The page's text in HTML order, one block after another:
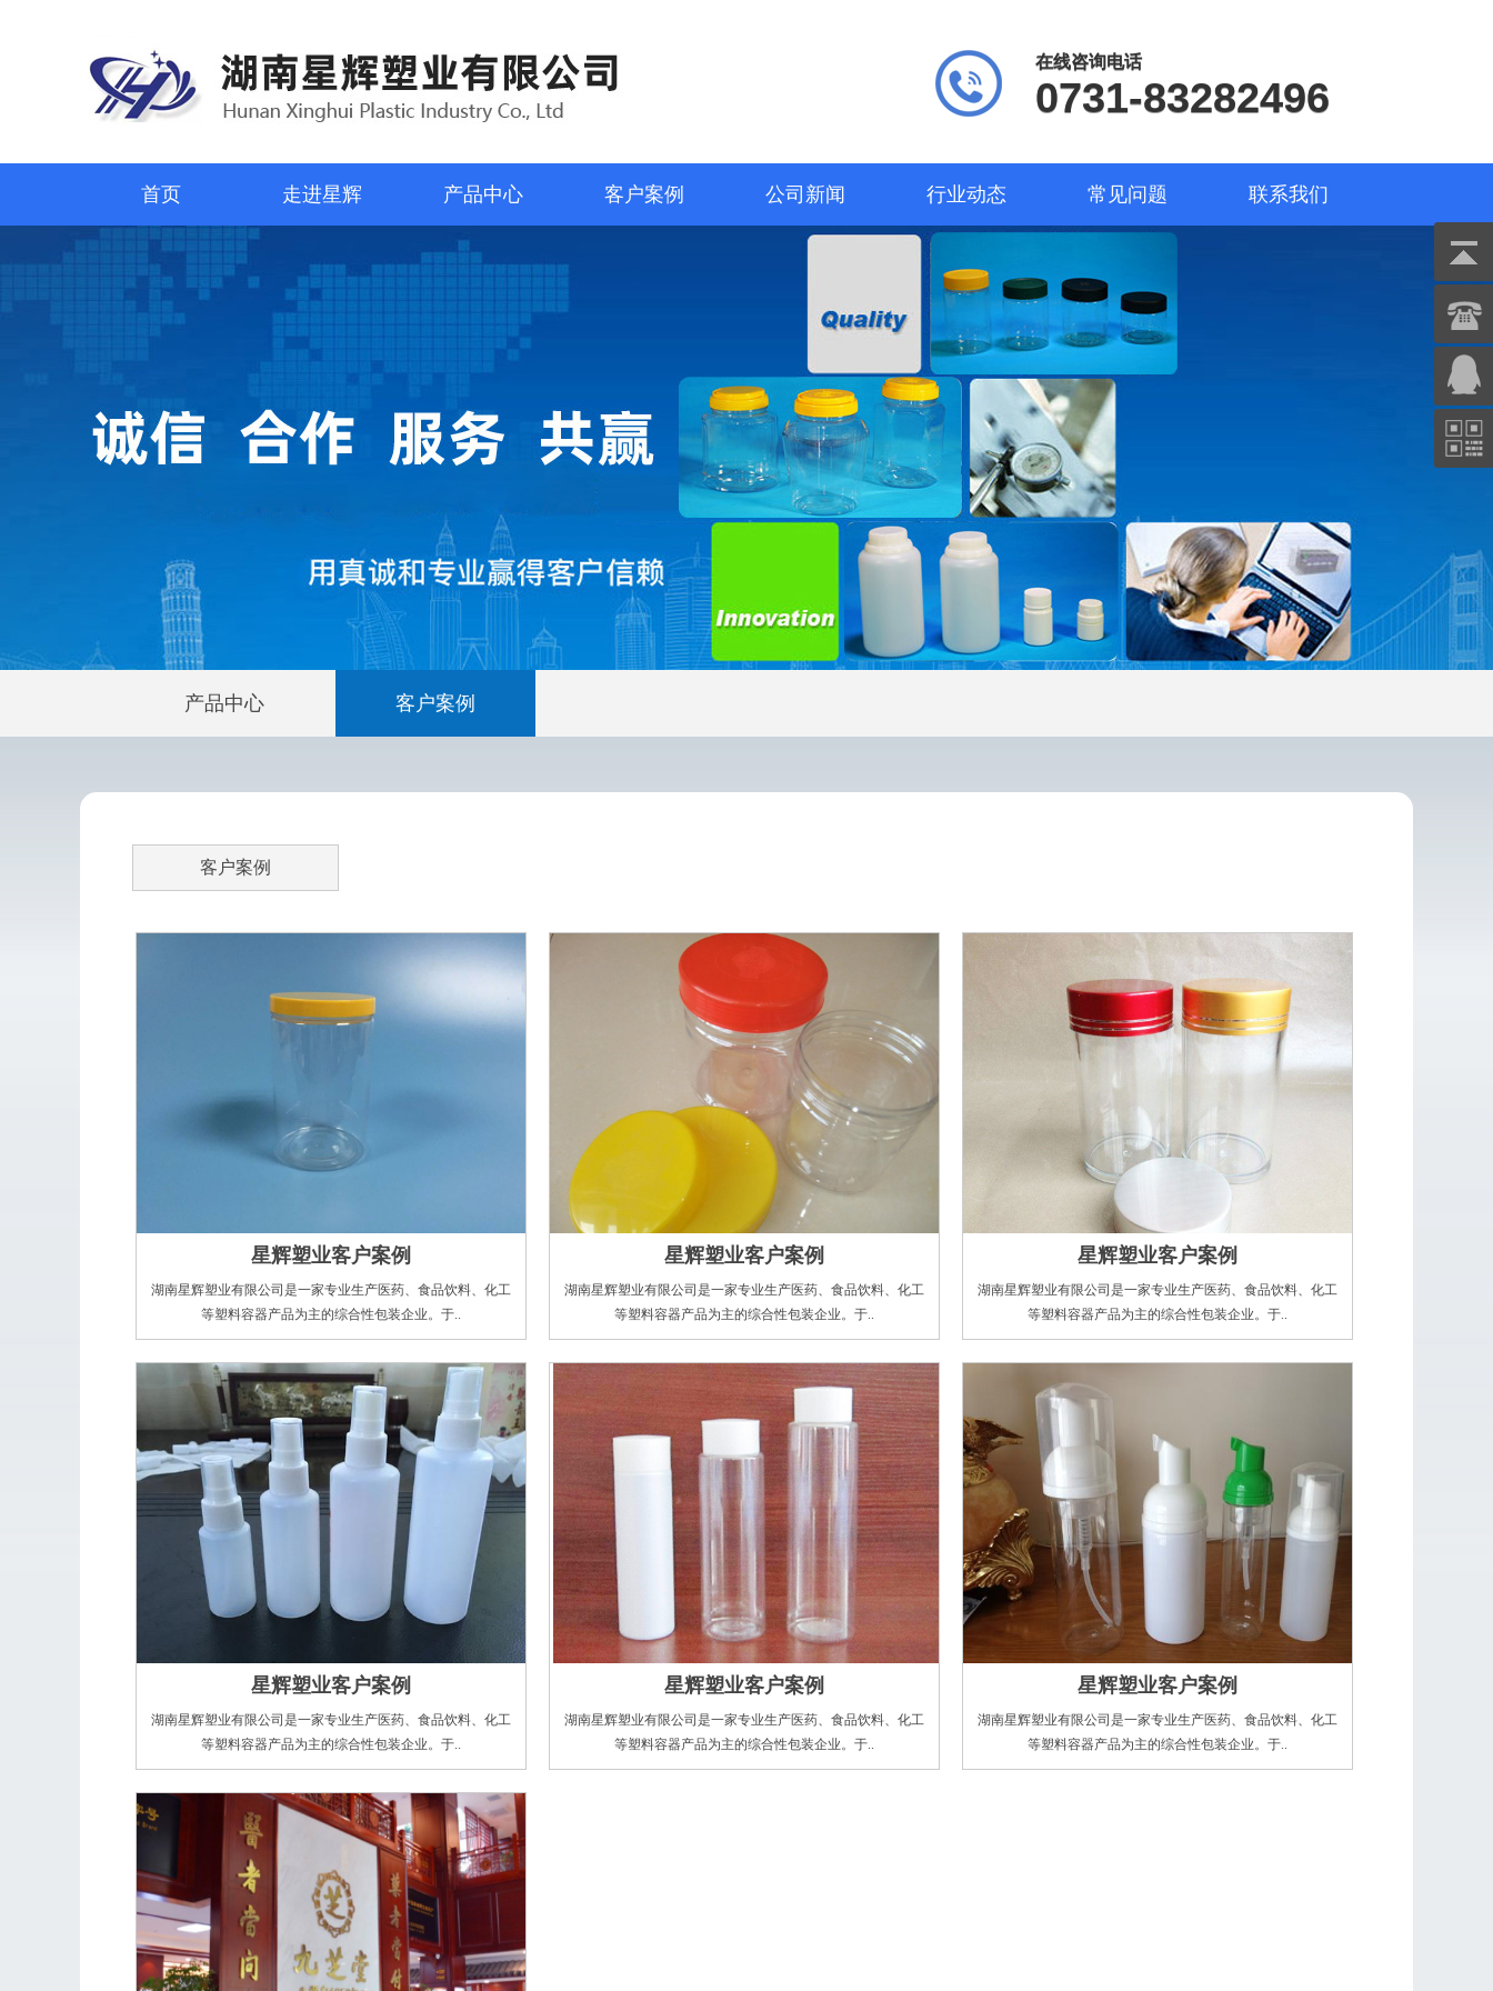
在线咨询电话
0731-83282496
首页 走进星辉 产品中心 客户案例 公司新闻 行业动态 常见问题 联系我们
产品中心 客户案例
客户案例
星辉塑业客户案例
湖南星辉塑业有限公司是一家专业生产医药、食品饮料、化工
等塑料容器产品为主的综合性包装企业。于..
星辉塑业客户案例
湖南星辉塑业有限公司是一家专业生产医药、食品饮料、化工
等塑料容器产品为主的综合性包装企业。于..
星辉塑业客户案例
湖南星辉塑业有限公司是一家专业生产医药、食品饮料、化工
等塑料容器产品为主的综合性包装企业。于..
星辉塑业客户案例
湖南星辉塑业有限公司是一家专业生产医药、食品饮料、化工
等塑料容器产品为主的综合性包装企业。于..
星辉塑业客户案例
湖南星辉塑业有限公司是一家专业生产医药、食品饮料、化工
等塑料容器产品为主的综合性包装企业。于..
星辉塑业客户案例
湖南星辉塑业有限公司是一家专业生产医药、食品饮料、化工
等塑料容器产品为主的综合性包装企业。于..